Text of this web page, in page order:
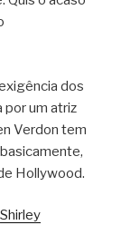
dos
um atriz
Verdon tem
Hollywood.
Shirley